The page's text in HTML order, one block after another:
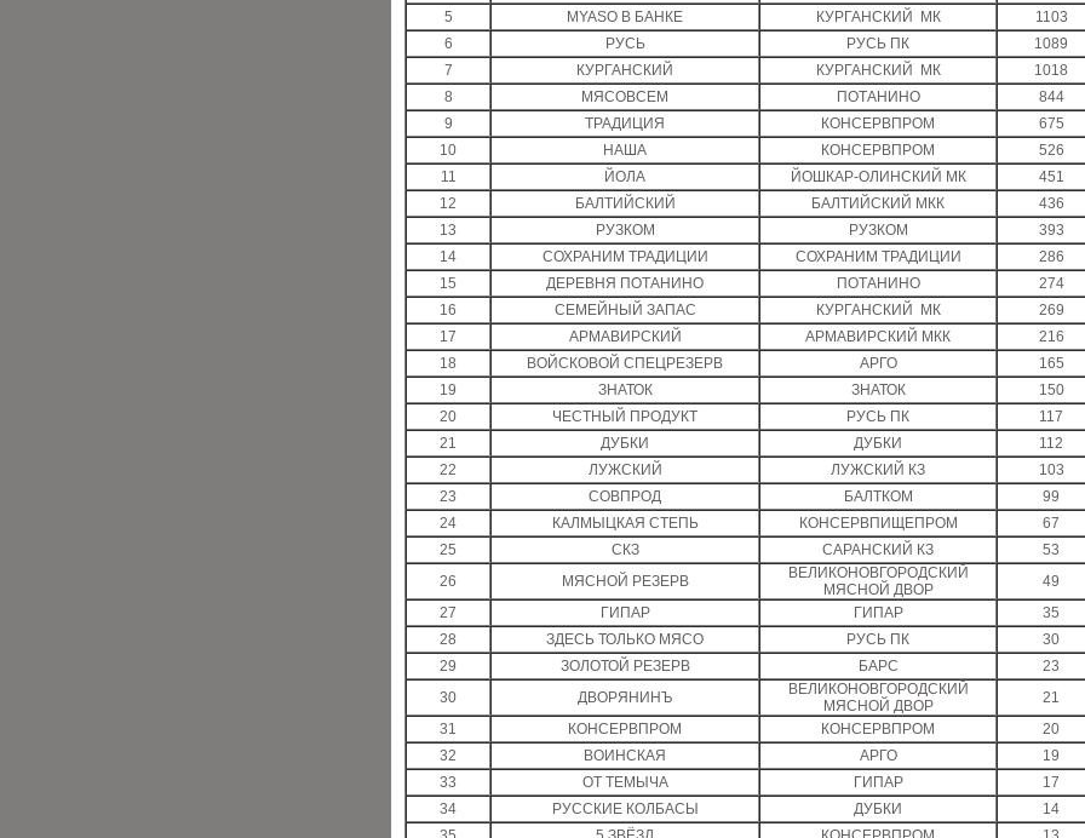
5
MYASO В БАНКЕ КУРГАНСКИЙ МК
1103
6
РУСЬ РУСЬ ПК
1089
7
КУРГАНСКИЙ КУРГАНСКИЙ МК
1018
8
МЯСОВСЕМ ПОТАНИНО
844
9
ТРАДИЦИЯ КОНСЕРВПРОМ
675
10
НАША КОНСЕРВПРОМ
526
11
ЙОЛА ЙОШКАР-ОЛИНСКИЙ МК
451
12
БАЛТИЙСКИЙ БАЛТИЙСКИЙ МКК
436
13
РУЗКОМ РУЗКОМ
393
14
СОХРАНИМ ТРАДИЦИИ СОХРАНИМ ТРАДИЦИИ
286
15
ДЕРЕВНЯ ПОТАНИНО ПОТАНИНО
274
16
СЕМЕЙНЫЙ ЗАПАС КУРГАНСКИЙ МК
269
17
АРМАВИРСКИЙ АРМАВИРСКИЙ МКК
216
18
ВОЙСКОВОЙ СПЕЦРЕЗЕРВ АРГО
165
19
ЗНАТОК ЗНАТОК
150
20
ЧЕСТНЫЙ ПРОДУКТ РУСЬ ПК
117
21
ДУБКИ ДУБКИ
112
22
ЛУЖСКИЙ ЛУЖСКИЙ КЗ
103
23
СОВПРОД БАЛТКОМ
99
24
КАЛМЫЦКАЯ СТЕПЬ КОНСЕРВПИЩЕПРОМ
67
25
СКЗ САРАНСКИЙ КЗ
53
26
МЯСНОЙ РЕЗЕРВ
ВЕЛИКОНОВГОРОДСКИЙ
МЯСНОЙ ДВОР
49
27
ГИПАР ГИПАР
35
28
ЗДЕСЬ ТОЛЬКО МЯСО РУСЬ ПК
30
29
ЗОЛОТОЙ РЕЗЕРВ БАРС
23
30
ДВОРЯНИНЪ
ВЕЛИКОНОВГОРОДСКИЙ
МЯСНОЙ ДВОР
21
31
КОНСЕРВПРОМ КОНСЕРВПРОМ
20
32
ВОИНСКАЯ АРГО
19
33
ОТ ТЕМЫЧА ГИПАР
17
34
РУССКИЕ КОЛБАСЫ ДУБКИ
14